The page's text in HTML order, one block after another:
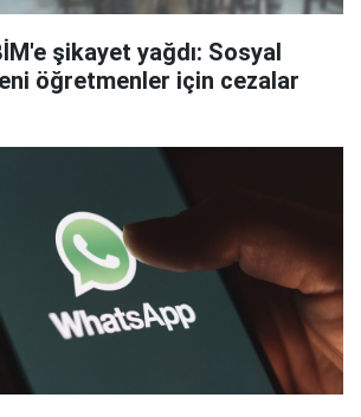
şikayet yağdı: Sosyal
öğretmenler için cezalar